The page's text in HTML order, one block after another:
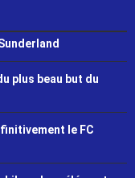
plus beau but du
le FC